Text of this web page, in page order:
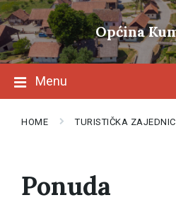
Skip
to
content
Skip
to
main
navigation
Skip
to
footer
Općina
Menu
HOME TURISTIČKA
Ponuda